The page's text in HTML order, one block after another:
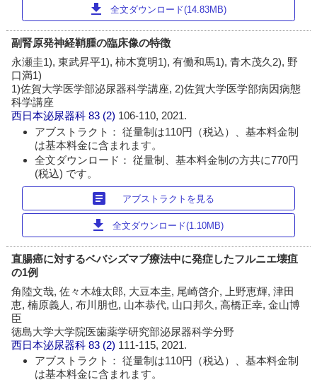
download 全文ダウンロード(14.83MB)
副腎原発神経鞘腫の臨床像の特徴
永瀬圭1), 東武昇平1), 柿木寛明1), 有働和馬1), 青木茂久2), 野
口満1)
1)佐賀大学医学部泌尿器科学講座, 2)佐賀大学医学部病因病態
科学講座
西日本泌尿器科 83 (2) 106-110, 2021.
アブストラクト： 従量制は110円（税込）、基本料金制
は基本料金に含まれます。
全文ダウンロード： 従量制、基本料金制の方共に770円
(税込) です。
article アブストラクトを見る
download 全文ダウンロード(1.10MB)
直腸癌に対するベバシズマブ療法中に発症したフルニエ壊疽
の1例
角陸文哉, 佐々木雄太郎, 大豆本圭, 尾崎啓介, 上野恵輝, 津田
恵, 楠原義人, 布川朋也, 山本恭代, 山口邦久, 高橋正幸, 金山博
臣
徳島大学大学院医歯薬学研究部泌尿器科学分野
西日本泌尿器科 83 (2) 111-115, 2021.
アブストラクト： 従量制は110円（税込）、基本料金制
は基本料金に含まれます。